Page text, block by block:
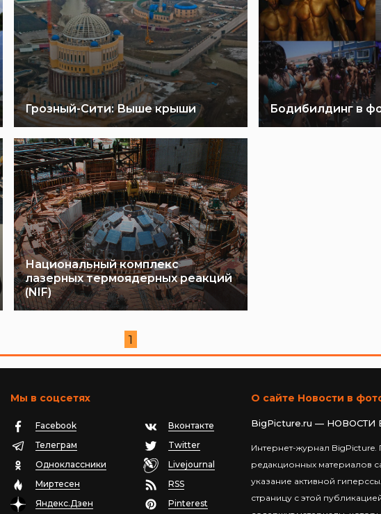
Грозный-Сити: Выше крыши Бодибилдинг в
Национальный комплекс
лазерных термоядерных реакций
(NIF)
1
Мы в соцсетях
Facebook
Вконтакте
Телеграм
Twitter
Одноклассники
Livejournal
Миртесен
RSS
Яндекс.Дзен
Pinterest
О сайте Новости в
BigPicture.ru —
Интернет-журнал
редакционных материалов
указание активной
страницу с этой